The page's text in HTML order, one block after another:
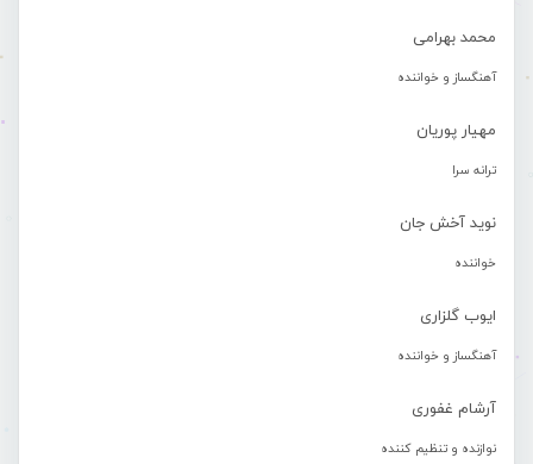
محمد بهرامی
آهنگساز و خواننده
مهیار پوریان
ترانه سرا
نوید آخش جان
خواننده
ایوب گلزاری
آهنگساز و خواننده
آرشام غفوری
نوازنده و تنظیم کننده